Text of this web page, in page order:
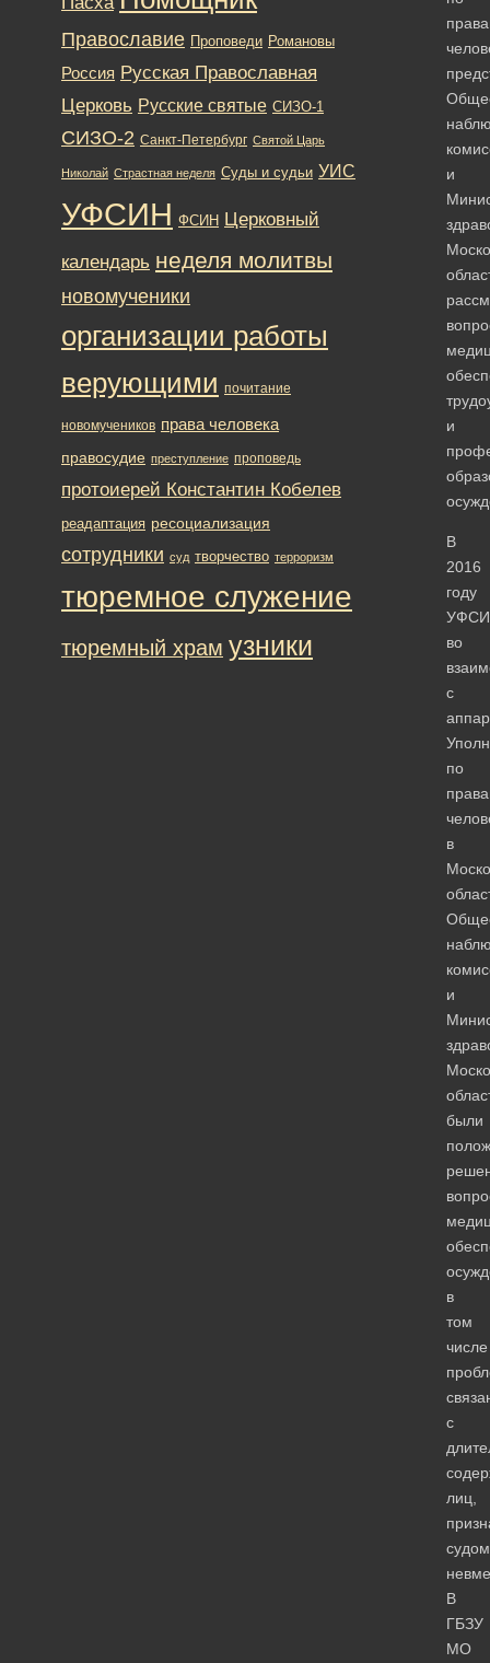
и
и
В
2016
году
во
с
по
в
и
были
в
том
числе
с
лиц,
судом
В
ГБЗУ
МО
Православие Проповеди Романовы
Россия Русская Православная
Церковь Русские святые СИЗО-1
СИЗО-2 Санкт-Петербург Святой Царь
Николай Страстная неделя Суды и судьи УИС
УФСИН ФСИН Церковный
календарь неделя молитвы
новомученики
организации работы
верующими почитание
новомучеников права человека
правосудие преступление проповедь
протоиерей Константин Кобелев
реадаптация ресоциализация
сотрудники суд творчество терроризм
тюремное служение
тюремный храм узники